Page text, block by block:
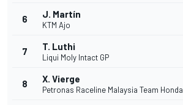
6 J. Martín
KTM Ajo
7 T. Luthi
Liqui Moly Intact GP
8 X. Vierge
Petronas Raceline Malaysia Team Honda